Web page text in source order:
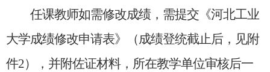
任课教师如需修改成绩，需提交 《河北工业
大学成绩修改申请表》 （成绩登统截止后， 见附
件2），并附佐证材料，所在教学单位审核后一